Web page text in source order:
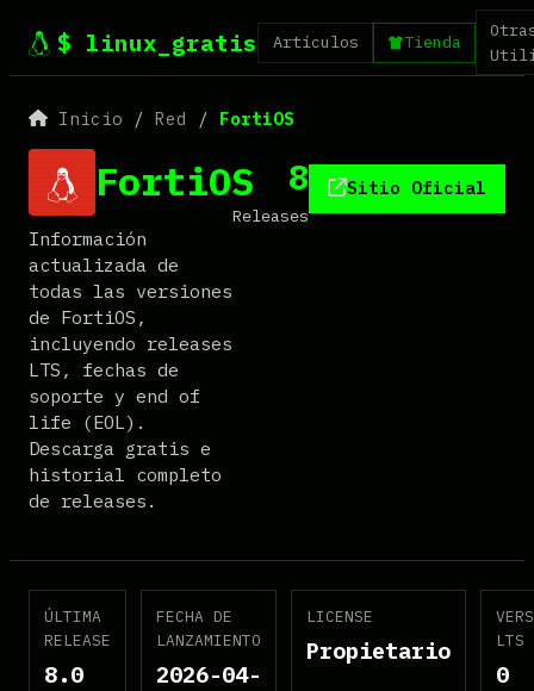
$ linux_gratis Artículos Tienda
Inicio / Red / FortiOS
FortiOS
Información
actualizada de
todas las versiones
de FortiOS,
incluyendo releases
LTS, fechas de
soporte y end of
life (EOL).
Descarga gratis e
historial completo
de releases.
8
Releases
Sitio Oficial
ÚLTIMA
RELEASE
8.0
FECHA DE
LANZAMIENTO
2026-04-
LICENSE
Propietario
LTS
0